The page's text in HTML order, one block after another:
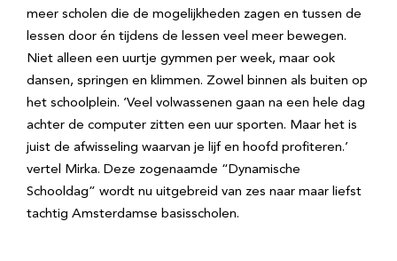
meer scholen die de mogelijkheden zagen en tussen de
lessen door én tijdens de lessen veel meer bewegen.
Niet alleen een uurtje gymmen per week, maar ook
dansen, springen en klimmen. Zowel binnen als buiten op
het schoolplein. ‘Veel volwassenen gaan na een hele dag
achter de computer zitten een uur sporten. Maar het is
juist de afwisseling waarvan je lijf en hoofd profiteren.’
vertel Mirka. Deze zogenaamde “Dynamische
Schooldag” wordt nu uitgebreid van zes naar maar liefst
tachtig Amsterdamse basisscholen.